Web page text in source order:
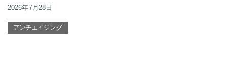
2026年7月28日
アンチエイジング